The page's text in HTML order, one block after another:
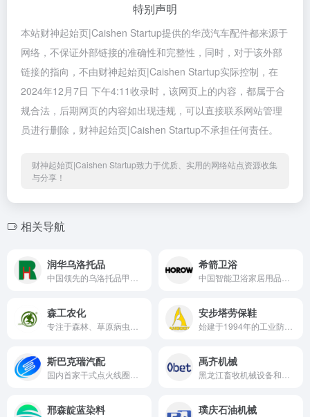
特别声明
本站财神起始页|Caishen Startup提供的华茂汽车配件都来源于
网络，不保证外部链接的准确性和完整性，同时，对于该外部
链接的指向，不由财神起始页|Caishen Startup实际控制，在
2024年12月7日 下午4:11收录时，该网页上的内容，都属于合
规合法，后期网页的内容如出现违规，可以直接联系网站管理
员进行删除，财神起始页|Caishen Startup不承担任何责任。
财神起始页|Caishen Startup致力于优质、实用的网络站点资源收集
与分享！
相关导航
润华乌洛托品 希箭卫浴
森工农化 安步塔劳保鞋
斯巴克瑞汽配 禹齐机械
邢森靛蓝染料 璞庆石油机械